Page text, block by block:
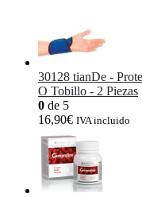
30128 tianDe -
O Tobillo - 2 Piezas
0 de 5
16,90€ IVA incluido